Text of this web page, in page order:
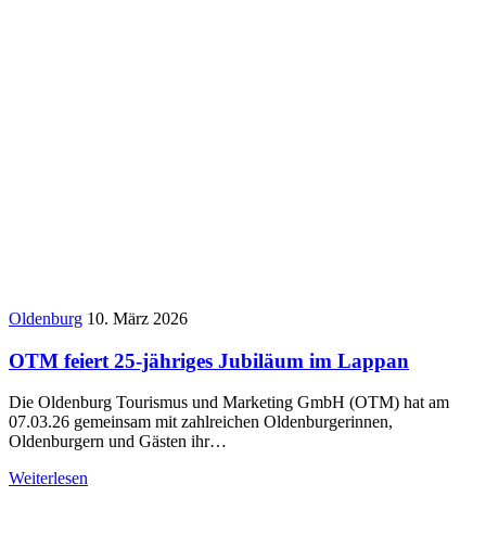
Oldenburg 10. März 2026
OTM feiert 25-jähriges Jubiläum im Lappan
Die Oldenburg Tourismus und Marketing GmbH (OTM) hat am
07.03.26 gemeinsam mit zahlreichen Oldenburgerinnen,
Oldenburgern und Gästen ihr…
Weiterlesen